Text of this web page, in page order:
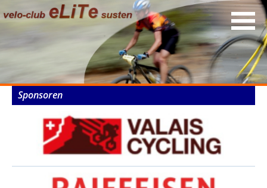
Sponsoren